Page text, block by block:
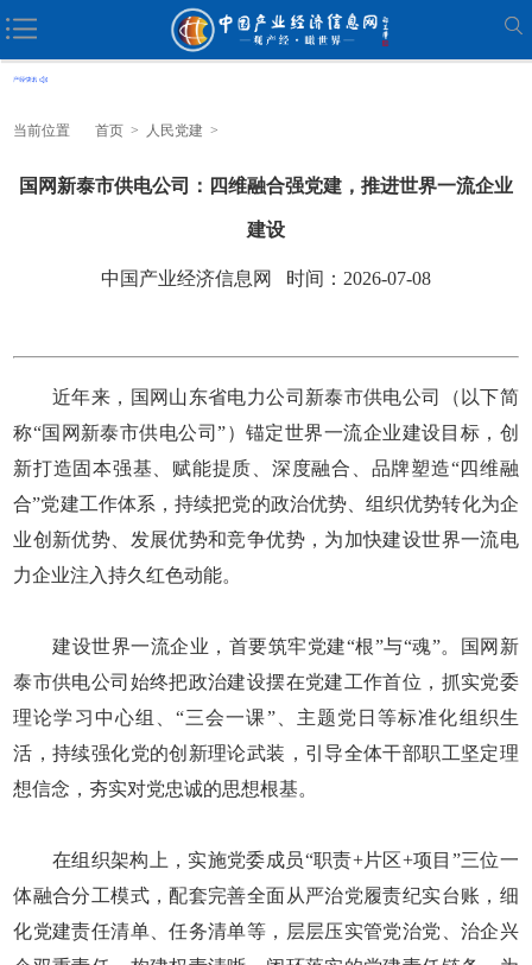
当前位置 首页 > 人民党建 >
国网新泰市供电公司：四维融合强党建，推进世界一流企业
建设
中国产业经济信息网 时间：2026-07-08
近年来，国网山东省电力公司新泰市供电公司（以下简
称“国网新泰市供电公司”）锚定世界一流企业建设目标，创
新打造固本强基、赋能提质、深度融合、品牌塑造“四维融
合”党建工作体系，持续把党的政治优势、组织优势转化为企
业创新优势、发展优势和竞争优势，为加快建设世界一流电
力企业注入持久红色动能。
建设世界一流企业，首要筑牢党建“根”与“魂”。国网新
泰市供电公司始终把政治建设摆在党建工作首位，抓实党委
理论学习中心组、“三会一课”、主题党日等标准化组织生
活，持续强化党的创新理论武装，引导全体干部职工坚定理
想信念，夯实对党忠诚的思想根基。
在组织架构上，实施党委成员“职责+片区+项目”三位一
体融合分工模式，配套完善全面从严治党履责纪实台账，细
化党建责任清单、任务清单等，层层压实管党治党、治企兴